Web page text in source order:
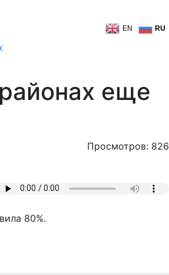
EN RU
еще
Просмотров: 826
80%.